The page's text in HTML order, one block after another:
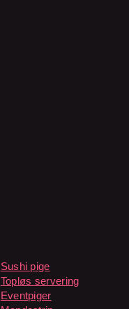
Sushi pige
Topløs servering
Eventpiger